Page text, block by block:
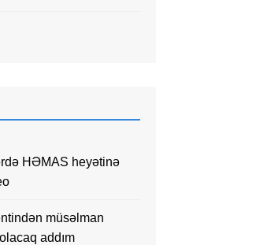
HƏMAS heyətinə
müsəlman
addım